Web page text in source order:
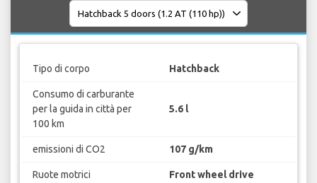
Tipo di corpo Hatchback
Consumo di carburante
per la guida in città per
100 km
5.6 l
emissioni di CO2 107 g/km
Ruote motrici Front wheel drive